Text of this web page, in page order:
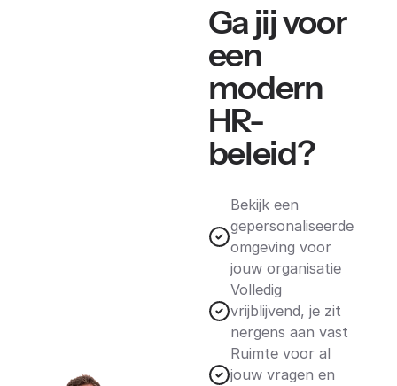
Ga jij voor
een
modern
HR-
beleid?
Bekijk een
gepersonaliseerde
omgeving voor
jouw organisatie
Volledig
vrijblijvend, je zit
nergens aan vast
Ruimte voor al
jouw vragen en